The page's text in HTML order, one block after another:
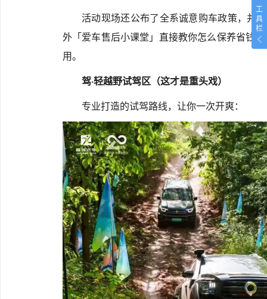
工
具
栏
活动现场还公布了全系诚意购车政策，并
外「爱车售后小课堂」直接教你怎么保养省钱
用。
驾·轻越野试驾区（这才是重头戏）
专业打造的试驾路线，让你一次开爽：